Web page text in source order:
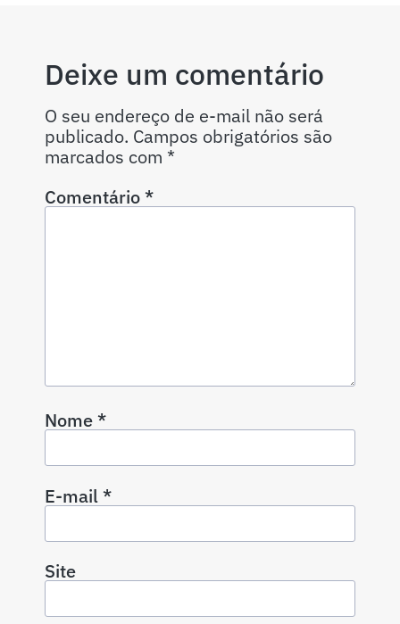
Deixe um comentário
O seu endereço de e-mail não será
publicado. Campos obrigatórios são
marcados com *
Comentário*
Nome*
E-mail*
Site